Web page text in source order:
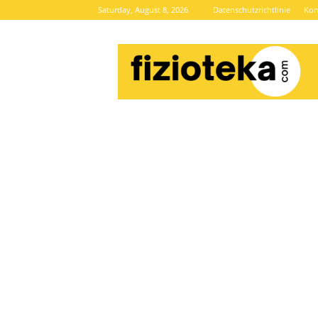
Saturday, August 8, 2026 Datenschutzrichtlinie
Brze
vijesti